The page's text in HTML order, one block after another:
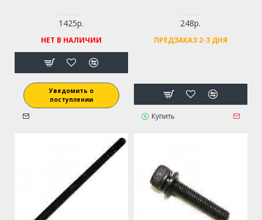
1425р.
НЕТ В НАЛИЧИИ
Уведомить о
поступлении
248р.
ПРЕДЗАКАЗ 2-3 ДНЯ
Купить